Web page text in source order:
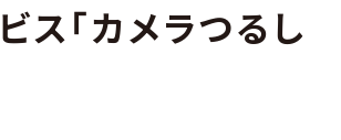
ス「カメラつるし